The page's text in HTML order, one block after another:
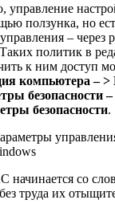
управление
ползунка, но
– через
политик в
к ним доступ
компьютера – >
безопасности
безопасности.
начинается со
труда их